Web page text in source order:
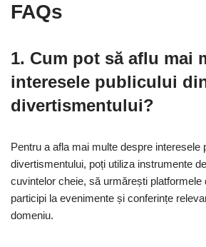
FAQs
1. Cum pot să aflu mai
interesele publicului
divertismentului?
Pentru a afla mai multe despre interesele
divertismentului, poți utiliza instrumente
cuvintelor cheie, să urmărești
participi la evenimente și conferințe
domeniu.